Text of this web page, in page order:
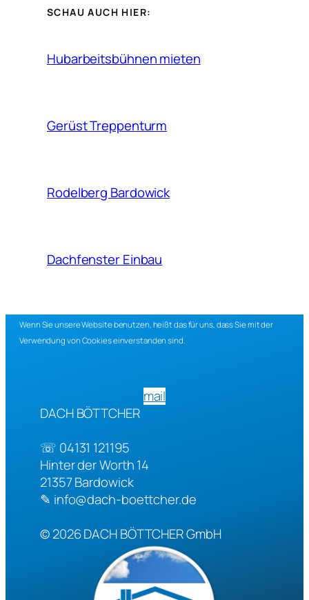
SCHAU AUCH HIER:
Hubarbeitsbühnen mieten
Gerüst Treppenturm
Rodelberg Bardowick
Dachfenster Einbau
Wenn Sie unsere Website benutzen, heißt das für uns, dass Sie mit der
Verwendung von Cookies einverstanden sind.
mail
DACH BÖTTCHER
☏ 04131 121195
Hinter der Worth 14
21357Bardowick
✎ info@dach-boettcher.de
© 2026DACH BÖTTCHER GmbH